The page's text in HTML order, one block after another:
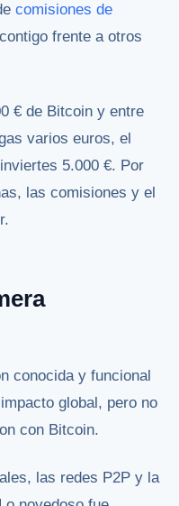
comisiones de
frente a otros
€ de Bitcoin y entre
varios euros, el
5.000 €. Por
las comisiones y el
conocida y funcional
global, pero no
con Bitcoin.
las redes P2P y la